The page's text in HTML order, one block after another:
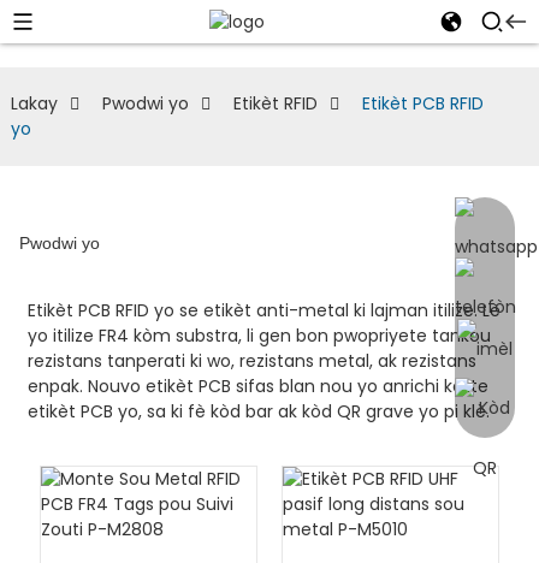
Lakay Pwodwi yo Etikèt RFID
Etikèt PCB RFID
yo
Pwodwi yo
Etikèt PCB RFID yo se etikèt anti-metal ki lajman itilize. Lè
yo itilize FR4 kòm substra, li gen bon pwopriyete tankou
rezistans tanperati ki wo, rezistans metal, ak rezistans
enpak. Nouvo etikèt PCB sifas blan nou yo anrichi kalite
etikèt PCB yo, sa ki fè kòd bar ak kòd QR grave yo pi klè.